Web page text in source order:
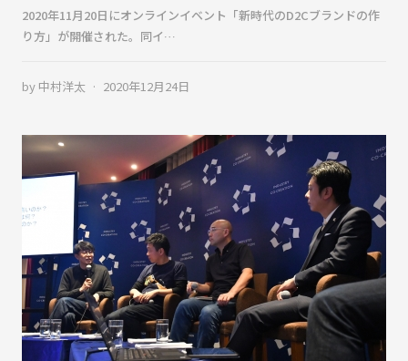
2020年11月20日にオンラインイベント「新時代のD2Cブランドの作
り方」が開催された。同イ…
by 中村洋太 2020年12月24日